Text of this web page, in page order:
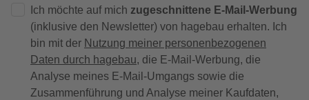
Ich möchte auf mich zugeschnittene E-Mail-Werbung
(inklusive den Newsletter) von hagebau erhalten. Ich
bin mit der Nutzung meiner personenbezogenen
Daten durch hagebau, die E-Mail-Werbung, die
Analyse meines E-Mail-Umgangs sowie die
Zusammenführung und Analyse meiner Kaufdaten,